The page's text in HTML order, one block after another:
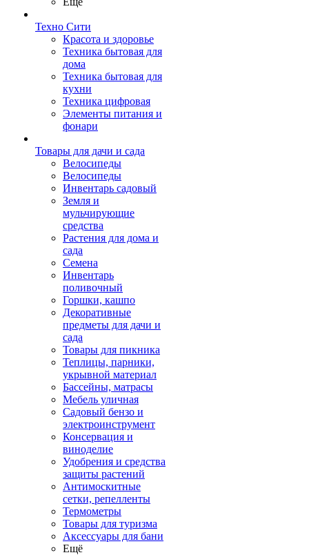
Техно Сити
Красота и здоровье
Техника бытовая для
дома
Техника бытовая для
кухни
Техника цифровая
Элементы питания и
фонари
Товары для дачи и сада
Велосипеды
Велосипеды
Инвентарь садовый
Земля и
мульчирующие
средства
Растения для дома и
сада
Семена
Инвентарь
поливочный
Горшки, кашпо
Декоративные
предметы для дачи и
сада
Товары для пикника
Теплицы, парники,
укрывной материал
Бассейны, матрасы
Мебель уличная
Садовый бензо и
электроинструмент
Консервация и
виноделие
Удобрения и средства
защиты растений
Антимоскитные
сетки, репелленты
Термометры
Товары для туризма
Аксессуары для бани
Ещё